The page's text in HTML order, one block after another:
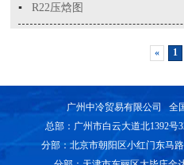
▪R22压焓图
« 1
广州中冷贸易有限公司 全
总部：广州市白云大道北1392号
分部：北京市朝阳区小红门东马